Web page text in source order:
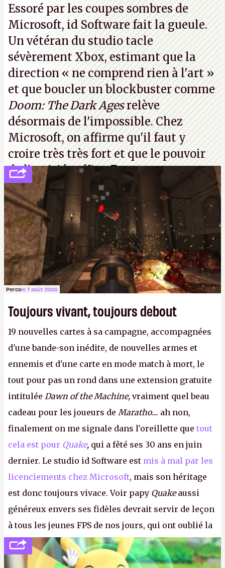
pourraient tout aussi bien collaborer sur un tout
autre projet, mais il paraît que l'espoir fait vivre.
ER
Essoré par les coupes sombres de
Microsoft, id Software fait la gueule.
Un vétéran du studiotacle
sévèrement Xbox, estimant que la
direction« ne comprend rien à l'art »
et que boucler un blockbuster comme
Doom: The Dark Agesrelève
désormais de l'impossible. Chez
Microsoft, on affirme qu'il faut y
croire très très fort et que le pouvoir
de l'amitié suffira.P.
Percole 7 août 2026
Toujours vivant, toujours debout
19 nouvelles cartes à sa campagne, accompagnées
d'une bande-son inédite, de nouvelles armes et
ennemis et d'une carte en mode match à mort, le
tout pour pas un rond dans une extension gratuite
intitulée Dawn of the Machine, vraiment quel beau
cadeau pour les joueurs de Maratho.... ah non,
finalement on me signale dans l'oreillette que tout
cela est pour Quake, qui a fêté ses 30 ans en juin
dernier. Le studio id Software est mis à mal par les
licenciements chez Microsoft, mais son héritage
est donc toujours vivace. Voir papy Quakeaussi
généreux envers ses fidèles devrait servir de leçon
à tous les jeunes FPS de nos jours, qui ont oublié la
politesse et le respect envers leurs joueurs et les
anciens. Il leur faudrait une bonne guerre des